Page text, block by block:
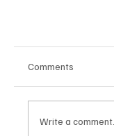
Comments
Write a comment...